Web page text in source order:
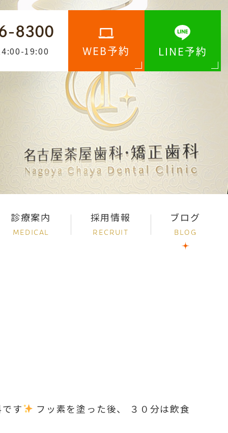
8300
19:00 WEB予約 LINE予約
診療案内
MEDICAL
採用情報
RECRUIT
ブログ
BLOG
す
フッ素を塗った後、 ３０分は飲食